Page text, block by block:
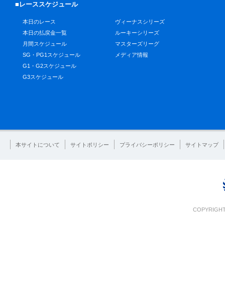
■レーススケジュール
本日のレース
本日の払戻金一覧
月間スケジュール
SG・PG1スケジュール
G1・G2スケジュール
G3スケジュール
ヴィーナスシリーズ
ルーキーシリーズ
マスターズリーグ
メディア情報
本サイトについて サイトポリシー プライバシーポリシー サイトマップ